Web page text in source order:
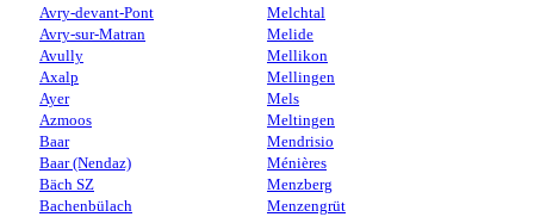
Avry-devant-Pont
Avry-sur-Matran
Avully
Axalp
Ayer
Azmoos
Baar
Baar (Nendaz)
Bäch SZ
Bachenbülach
Melchtal
Melide
Mellikon
Mellingen
Mels
Meltingen
Mendrisio
Ménières
Menzberg
Menzengrüt